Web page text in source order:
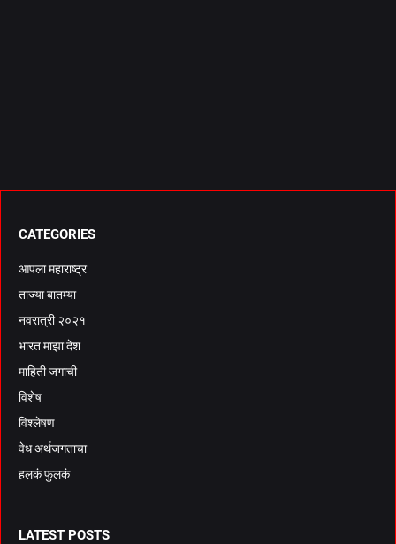
CATEGORIES
आपला महाराष्ट्र
ताज्या बातम्या
नवरात्री २०२१
भारत माझा देश
माहिती जगाची
विशेष
विश्लेषण
वेध अर्थजगताचा
हलकं फुलकं
LATEST POSTS